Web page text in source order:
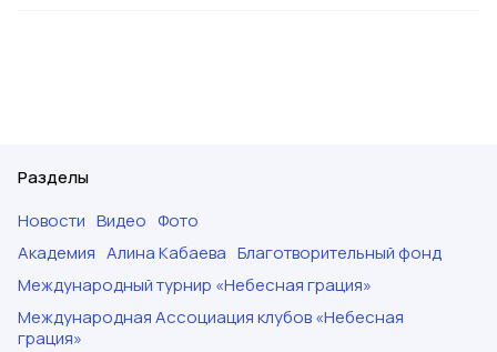
Разделы
Новости Видео Фото
Академия Алина Кабаева Благотворительный фонд
Международный турнир «Небесная грация»
Международная Ассоциация клубов «Небесная
грация»